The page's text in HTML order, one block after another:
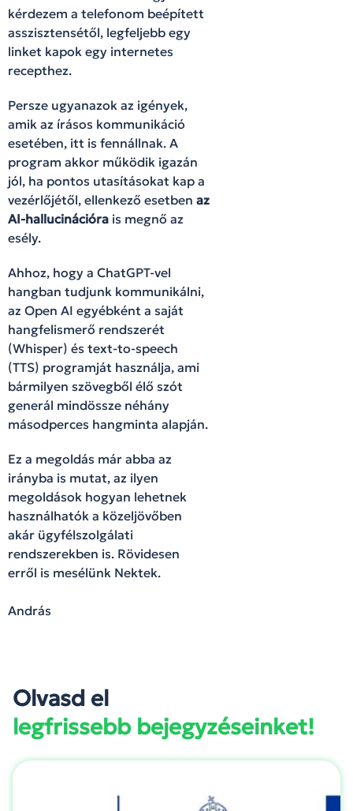
kérdezem a telefonom beépített
asszisztensétől, legfeljebb egy
linket kapok egy internetes
recepthez.
Persze ugyanazok az igények,
amik az írásos kommunikáció
esetében, itt is fennállnak. A
program akkor működik igazán
jól, ha pontos utasításokat kap a
vezérlőjétől, ellenkező esetben az
AI-hallucinációra is megnő az
esély.
Ahhoz, hogy a ChatGPT-vel
hangban tudjunk kommunikálni,
az Open AI egyébként a saját
hangfelismerő rendszerét
(Whisper) és text-to-speech
(TTS) programját használja, ami
bármilyen szövegből élő szót
generál mindössze néhány
másodperces hangminta alapján.
Ez a megoldás már abba az
irányba is mutat, az ilyen
megoldások hogyan lehetnek
használhatók a közeljövőben
akár ügyfélszolgálati
rendszerekben is. Rövidesen
erről is mesélünk Nektek.
András
Olvasd el
legfrissebb bejegyzéseinket!